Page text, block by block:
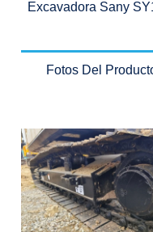
Excavadora Sany
Fotos Del